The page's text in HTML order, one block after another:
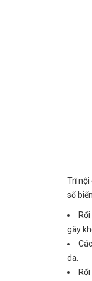
Trĩ nội
số
gây
da.